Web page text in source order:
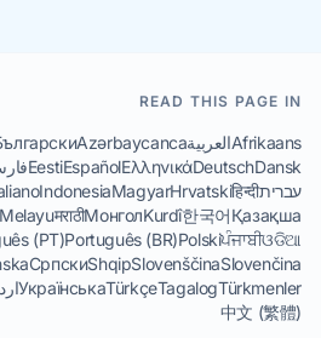
READ THIS PAGE IN
AfrikaansالعربيةAzərbaycanca
Dansk
Deutsch
Ελληνικά
Español
Eesti
עבריתहिन्दी
Hrvatski
Magyar
Indonesia
Қазақша
한국어
Kurdî
Монгол
मराठी
ଓଡିଆ
ਪੰਜਾਬੀ
Polski
Português (BR)
(PT)
Slovenčina
Slovenščina
Shqip
Српски
Türkmenler
Tagalog
Türkçe
Українська
中文 (繁體)